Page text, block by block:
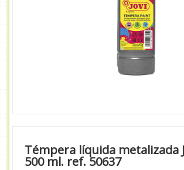
Témpera líquida metalizada
500 ml. ref. 50637